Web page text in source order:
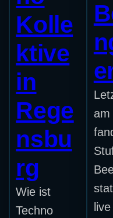
Kolle
ktive
in
Rege
nsbu
rg
Wie ist
Techno
am